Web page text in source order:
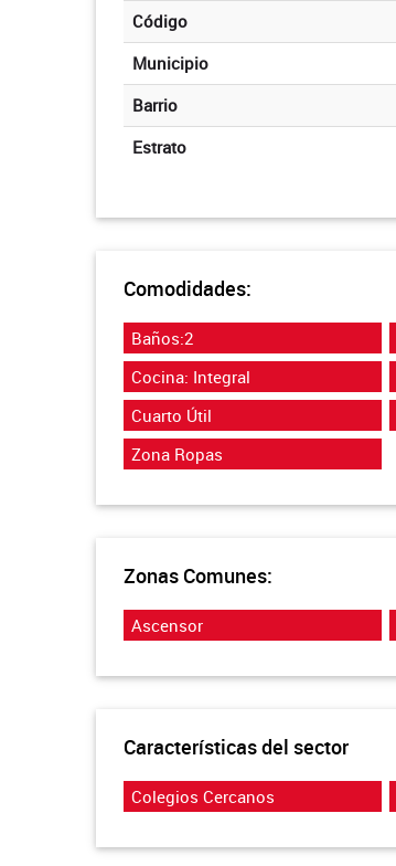
Código
Municipio
Barrio
Estrato
Comodidades:
Baños:2
Cocina: Integral
Cuarto Útil
Zona Ropas
Zonas Comunes:
Ascensor
Características del sector
Colegios Cercanos